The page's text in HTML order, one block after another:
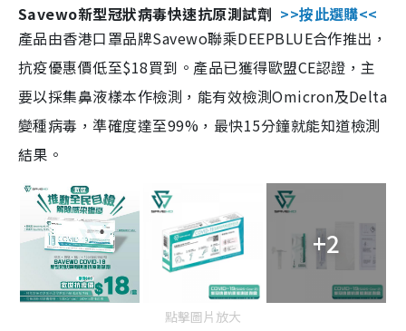
Savewo新型冠狀病毒快速抗原測試劑 >>按此選購<<
產品由香港口罩品牌Savewo聯乘DEEPBLUE合作推出，
抗疫優惠價低至$18買到。產品已獲得歐盟CE認證，主
要以採集鼻液樣本作檢測，能有效檢測Omicron及Delta
變種病毒，準確度達至99%，最快15分鐘就能知道檢測
結果。
+2
點擊圖片放大